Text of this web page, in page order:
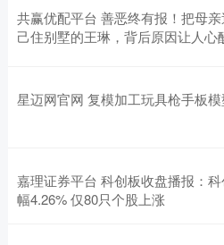
共赢优配平台 善恶终有报！把母
己住别墅的王琳，背后原因让人心
星迈网官网 复模加工玩具枪手板模
嘉理证券平台 科创板收盘播报：
幅4.26% 仅80只个股上涨